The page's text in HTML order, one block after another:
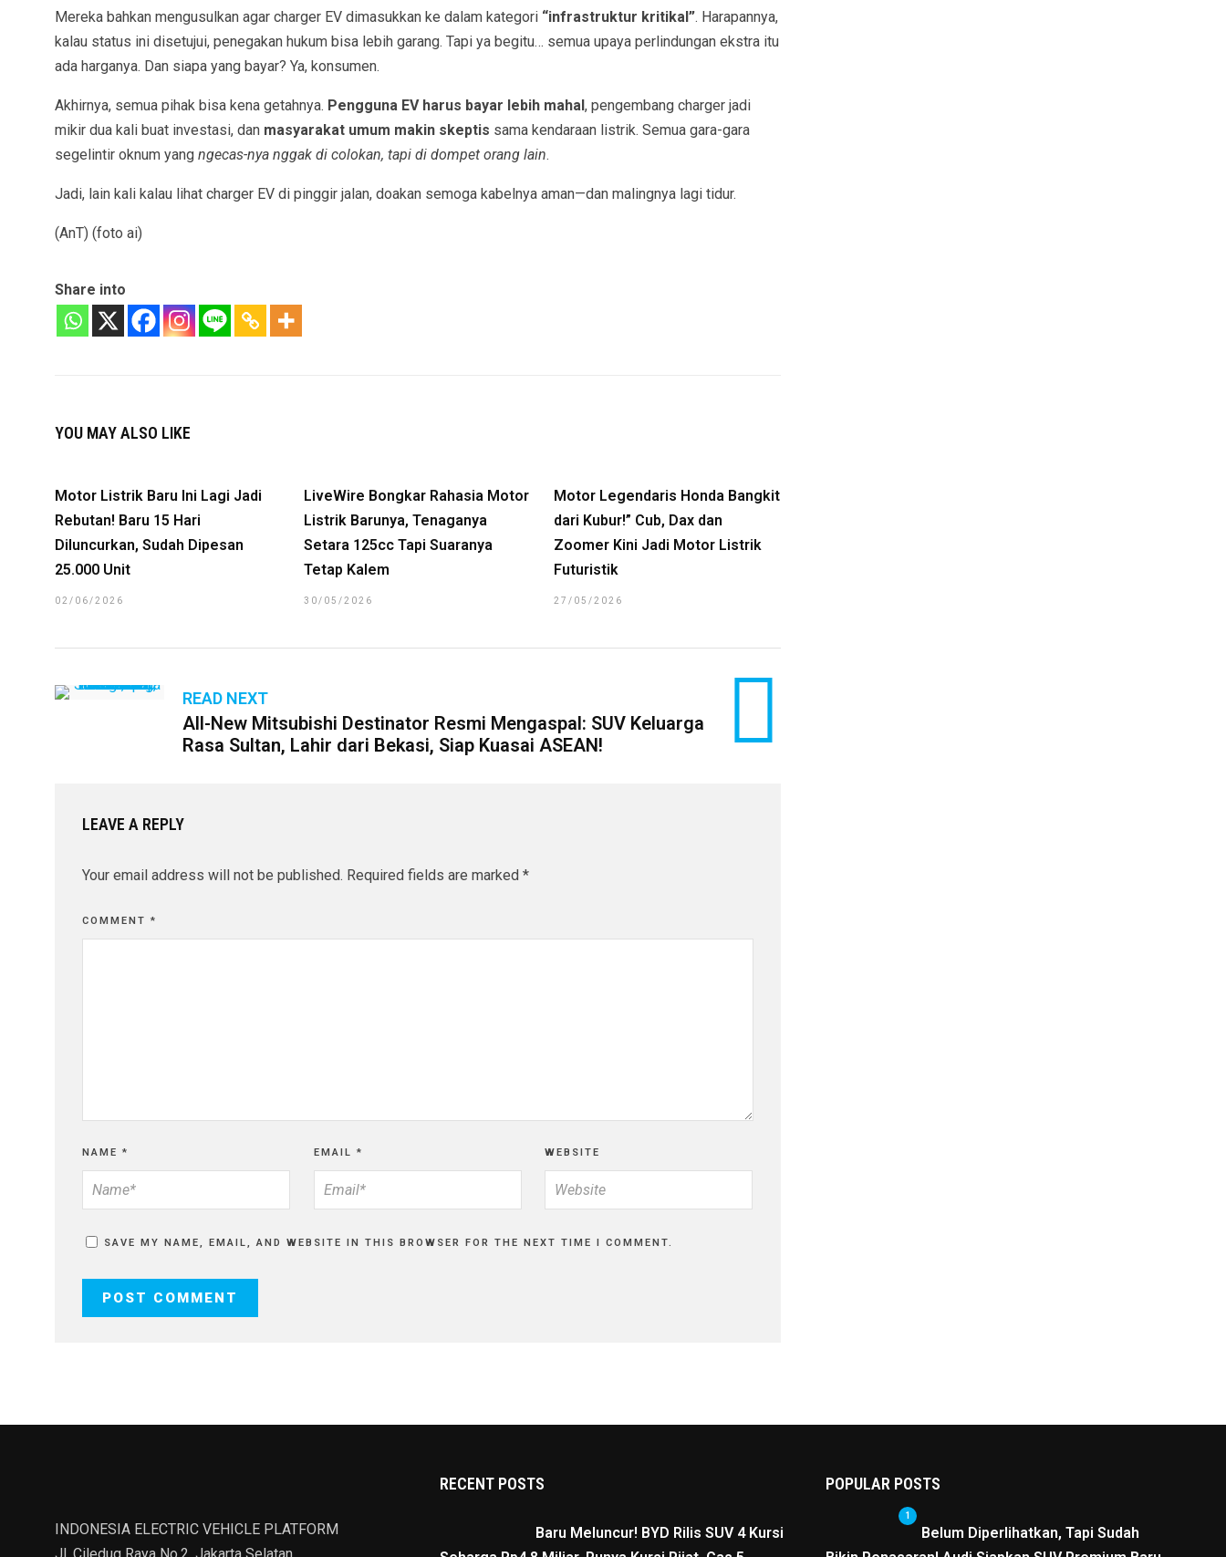
Mereka bahkan mengusulkan agar charger EV dimasukkan ke dalam kategori “infrastruktur kritikal”. Harapannya,
kalau status ini disetujui, penegakan hukum bisa lebih garang. Tapi ya begitu… semua upaya perlindungan ekstra itu
ada harganya. Dan siapa yang bayar? Ya, konsumen.
Akhirnya, semua pihak bisa kena getahnya. Pengguna EV harus bayar lebih mahal, pengembang charger jadi
mikir dua kali buat investasi, dan masyarakat umum makin skeptis sama kendaraan listrik. Semua gara-gara
segelintir oknum yang ngecas-nya nggak di colokan, tapi di dompet orang lain.
Jadi, lain kali kalau lihat charger EV di pinggir jalan, doakan semoga kabelnya aman—dan malingnya lagi tidur.
(AnT) (foto ai)
Share into
YOU MAY ALSO LIKE
Motor Listrik Baru Ini Lagi Jadi
Rebutan! Baru 15 Hari
Diluncurkan, Sudah Dipesan
25.000 Unit
02/06/2026
LiveWire Bongkar Rahasia Motor
Listrik Barunya, Tenaganya
Setara 125cc Tapi Suaranya
Tetap Kalem
30/05/2026
Motor Legendaris Honda Bangkit
dari Kubur!” Cub, Dax dan
Zoomer Kini Jadi Motor Listrik
Futuristik
27/05/2026
READ NEXT
All-New Mitsubishi Destinator Resmi Mengaspal: SUV Keluarga
Rasa Sultan, Lahir dari Bekasi, Siap Kuasai ASEAN!
LEAVE A REPLY
Your email address will not be published. Required fields are marked *
COMMENT *
NAME * EMAIL * WEBSITE
SAVE MY NAME, EMAIL, AND WEBSITE IN THIS BROWSER FOR THE NEXT TIME I COMMENT.
INDONESIA ELECTRIC VEHICLE PLATFORM
RECENT POSTS
Baru Meluncur! BYD Rilis SUV 4 Kursi
POPULAR POSTS
1
Belum Diperlihatkan, Tapi Sudah